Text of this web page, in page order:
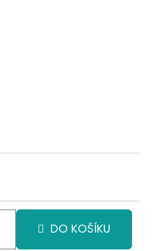
DO KOŠÍKU